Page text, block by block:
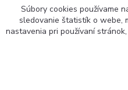
Kontakt
Súbory cookies používame
sledovanie štatistík o webe,
nastavenia pri používaní